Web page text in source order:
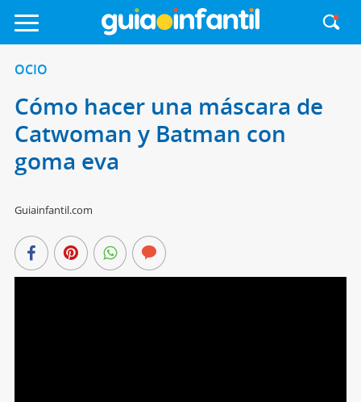
OCIO
Cómo hacer una máscara de
Catwoman y Batman con
goma eva
Guiainfantil.com